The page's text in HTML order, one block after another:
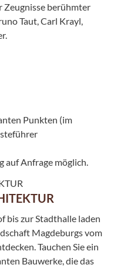
Zeugnisse berühmter
Taut, Carl Krayl,
Punkten (im
Anfrage möglich.
bis zur Stadthalle laden
Magdeburgs vom
Tauchen Sie ein
Bauwerke, die das